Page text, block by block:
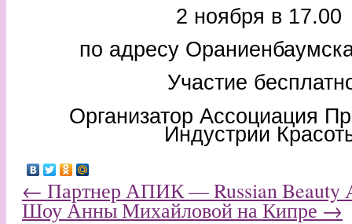
2 ноября в 17.00
по адресу
Участие
Организатор Ассоциация
Индустрии
← Партнер АПИК — Russian Beauty
Шоу Анны Михайловой на Кипре→